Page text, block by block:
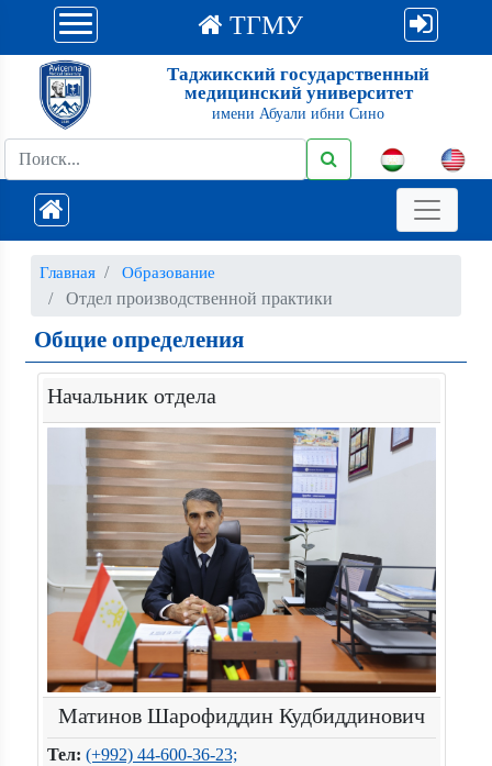
ТГМУ
Таджикский государственный
медицинский университет
имени Абуали ибни Сино
Главная Образование
Отдел производственной практики
Общие определения
Начальник отдела
Матинов Шарофиддин Кудбиддинович
Тел: (+992) 44-600-36-23;